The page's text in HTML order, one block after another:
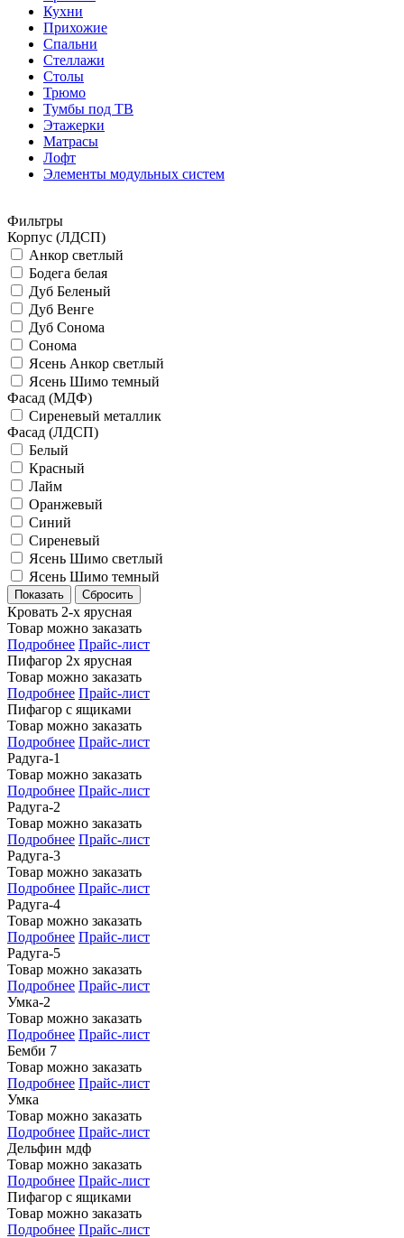
Кухни
Прихожие
Спальни
Стеллажи
Столы
Трюмо
Тумбы под ТВ
Этажерки
Матрасы
Лофт
Элементы модульных систем
Фильтры
Корпус (ЛДСП)
Анкор светлый
Бодега белая
Дуб Беленый
Дуб Венге
Дуб Сонома
Сонома
Ясень Анкор светлый
Ясень Шимо темный
Фасад (МДФ)
Сиреневый металлик
Фасад (ЛДСП)
Белый
Красный
Лайм
Оранжевый
Синий
Сиреневый
Ясень Шимо светлый
Ясень Шимо темный
Кровать 2-х ярусная
Товар можно заказать
Подробнее Прайс-лист
Пифагор 2х ярусная
Товар можно заказать
Подробнее Прайс-лист
Пифагор с ящиками
Товар можно заказать
Подробнее Прайс-лист
Радуга-1
Товар можно заказать
Подробнее Прайс-лист
Радуга-2
Товар можно заказать
Подробнее Прайс-лист
Радуга-3
Товар можно заказать
Подробнее Прайс-лист
Радуга-4
Товар можно заказать
Подробнее Прайс-лист
Радуга-5
Товар можно заказать
Подробнее Прайс-лист
Умка-2
Товар можно заказать
Подробнее Прайс-лист
Бемби 7
Товар можно заказать
Подробнее Прайс-лист
Умка
Товар можно заказать
Подробнее Прайс-лист
Дельфин мдф
Товар можно заказать
Подробнее Прайс-лист
Пифагор с ящиками
Товар можно заказать
Подробнее Прайс-лист